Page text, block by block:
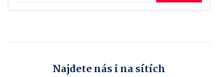
Najdete nás i na sítích